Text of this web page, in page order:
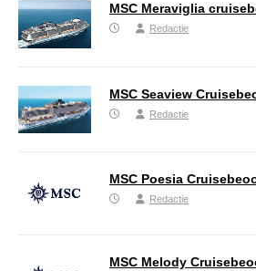
MSC Meraviglia
Redactie
MSC Seaview
Redactie
MSC Poesia
Redactie
MSC Melody